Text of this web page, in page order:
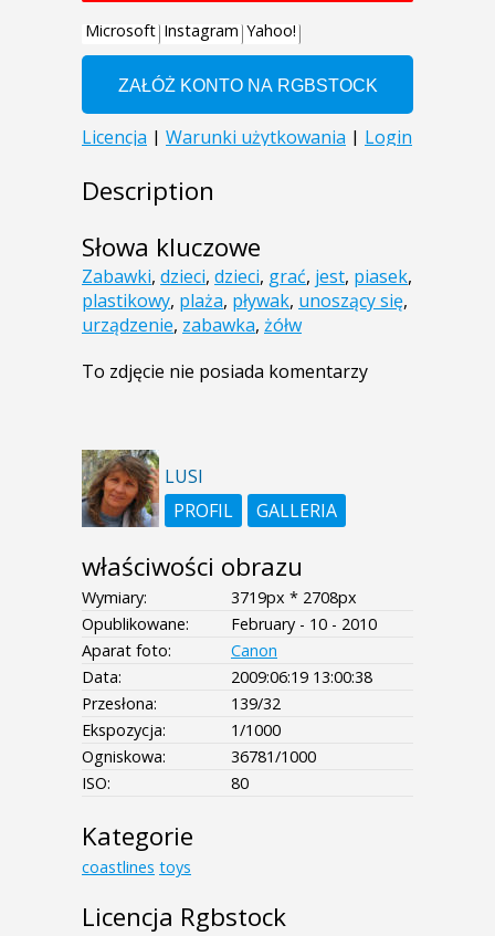
Description
Słowa kluczowe
Zabawki, dzieci, dzieci, grać, jest, piasek,
plastikowy, plaża, pływak, unoszący się,
urządzenie, zabawka, żółw
To zdjęcie nie posiada komentarzy
LUSI
PROFIL
GALLERIA
właściwości obrazu
Wymiary:
3719px * 2708px
Opublikowane:
February - 10 - 2010
Aparat foto:
Canon
Data:
2009:06:19 13:00:38
Przesłona:
139/32
Ekspozycja:
1/1000
Ogniskowa:
36781/1000
ISO:
80
Kategorie
coastlines toys
Licencja Rgbstock